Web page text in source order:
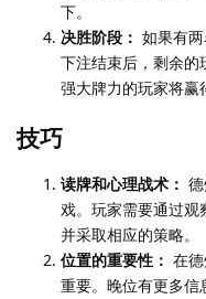
下。
决胜阶段： 如果有
下注结束后，剩余的
强大牌力的玩家将赢
技巧
读牌和心理战术：
戏。玩家需要通过观
并采取相应的策略。
位置的重要性： 在
重要。晚位有更多信